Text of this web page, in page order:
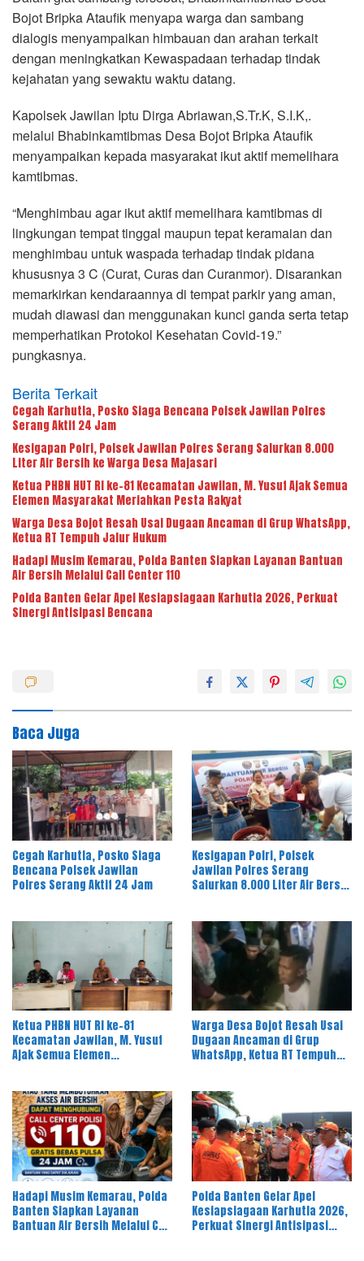
Bojot Bripka Ataufik menyapa warga dan sambang
dialogis menyampaikan himbauan dan arahan terkait
dengan meningkatkan Kewaspadaan terhadap tindak
kejahatan yang sewaktu waktu datang.
Kapolsek Jawilan Iptu Dirga Abriawan,S.Tr.K, S.I.K,.
melalui Bhabinkamtibmas Desa Bojot Bripka Ataufik
menyampaikan kepada masyarakat ikut aktif memelihara
kamtibmas.
“Menghimbau agar ikut aktif memelihara kamtibmas di
lingkungan tempat tinggal maupun tepat keramaian dan
menghimbau untuk waspada terhadap tindak pidana
khususnya 3 C (Curat, Curas dan Curanmor). Disarankan
memarkirkan kendaraannya di tempat parkir yang aman,
mudah diawasi dan menggunakan kunci ganda serta tetap
memperhatikan Protokol Kesehatan Covid-19.”
pungkasnya.
Berita Terkait
Cegah Karhutla, Posko Siaga Bencana Polsek Jawilan Polres
Serang Aktif 24 Jam
Kesigapan Polri, Polsek Jawilan Polres Serang Salurkan 8.000
Liter Air Bersih ke Warga Desa Majasari
Ketua PHBN HUT RI ke-81 Kecamatan Jawilan, M. Yusuf Ajak Semua
Elemen Masyarakat Meriahkan Pesta Rakyat
Warga Desa Bojot Resah Usai Dugaan Ancaman di Grup WhatsApp,
Ketua RT Tempuh Jalur Hukum
Hadapi Musim Kemarau, Polda Banten Siapkan Layanan Bantuan
Air Bersih Melalui Call Center 110
Polda Banten Gelar Apel Kesiapsiagaan Karhutla 2026, Perkuat
Sinergi Antisipasi Bencana
Baca Juga
Cegah Karhutla, Posko Siaga
Bencana Polsek Jawilan
Polres Serang Aktif 24 Jam
Kesigapan Polri, Polsek
Jawilan Polres Serang
Salurkan 8.000 Liter Air Bersih
Ketua PHBN HUT RI ke-81
Kecamatan Jawilan, M. Yusuf
Ajak Semua Elemen
Warga Desa Bojot Resah Usai
Dugaan Ancaman di Grup
WhatsApp, Ketua RT Tempuh
Hadapi Musim Kemarau, Polda
Banten Siapkan Layanan
Bantuan Air Bersih Melalui Call
Polda Banten Gelar Apel
Kesiapsiagaan Karhutla 2026,
Perkuat Sinergi Antisipasi